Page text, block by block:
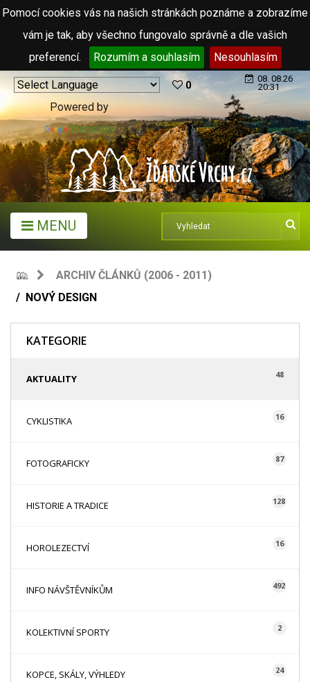
Pomocí cookies vás na našich stránkách poznáme a zobrazíme
vám je tak, aby všechno fungovalo správně a dle vašich
preferencí.
Rozumím a souhlasím Nesouhlasím
Powered by
Translate
0
08. 08.26
20:31
MENU
ARCHIV ČLÁNKŮ (2006 - 2011)
NOVÝ DESIGN
KATEGORIE
AKTUALITY 48
CYKLISTIKA 16
FOTOGRAFICKY 87
HISTORIE A TRADICE 128
HOROLEZECTVÍ 16
INFO NÁVŠTĚVNÍKŮM 492
KOLEKTIVNÍ SPORTY 2
KOPCE, SKÁLY, VÝHLEDY 24